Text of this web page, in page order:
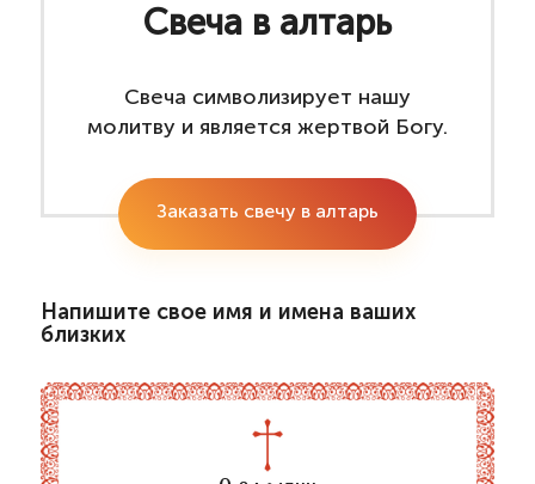
Свеча в алтарь
Свеча символизирует нашу
молитву и является жертвой Богу.
Заказать свечу в алтарь
Напишите свое имя и имена ваших
близких